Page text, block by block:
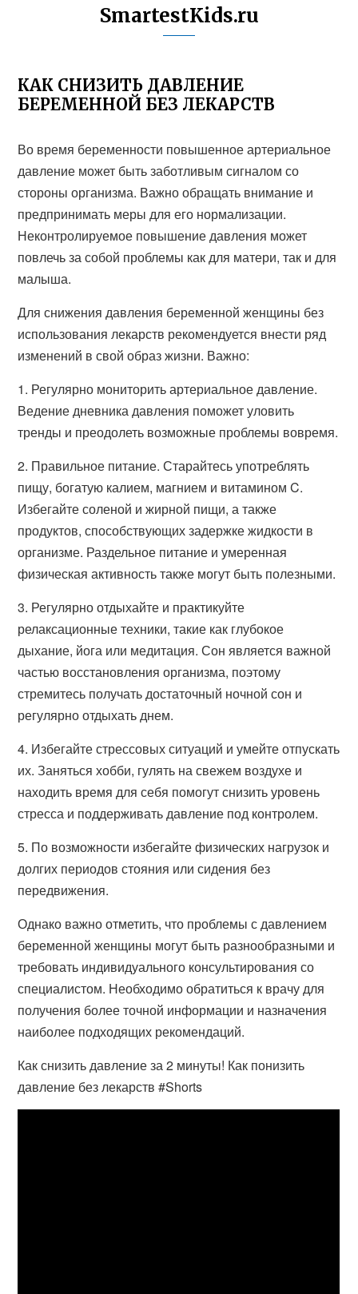
SmartestKids.ru
КАК СНИЗИТЬ ДАВЛЕНИЕ
БЕРЕМЕННОЙ БЕЗ ЛЕКАРСТВ
Во время беременности повышенное артериальное
давление может быть заботливым сигналом со
стороны организма. Важно обращать внимание и
предпринимать меры для его нормализации.
Неконтролируемое повышение давления может
повлечь за собой проблемы как для матери, так и для
малыша.
Для снижения давления беременной женщины без
использования лекарств рекомендуется внести ряд
изменений в свой образ жизни. Важно:
1. Регулярно мониторить артериальное давление.
Ведение дневника давления поможет уловить
тренды и преодолеть возможные проблемы вовремя.
2. Правильное питание. Старайтесь употреблять
пищу, богатую калием, магнием и витамином C.
Избегайте соленой и жирной пищи, а также
продуктов, способствующих задержке жидкости в
организме. Раздельное питание и умеренная
физическая активность также могут быть полезными.
3. Регулярно отдыхайте и практикуйте
релаксационные техники, такие как глубокое
дыхание, йога или медитация. Сон является важной
частью восстановления организма, поэтому
стремитесь получать достаточный ночной сон и
регулярно отдыхать днем.
4. Избегайте стрессовых ситуаций и умейте отпускать
их. Заняться хобби, гулять на свежем воздухе и
находить время для себя помогут снизить уровень
стресса и поддерживать давление под контролем.
5. По возможности избегайте физических нагрузок и
долгих периодов стояния или сидения без
передвижения.
Однако важно отметить, что проблемы с давлением
беременной женщины могут быть разнообразными и
требовать индивидуального консультирования со
специалистом. Необходимо обратиться к врачу для
получения более точной информации и назначения
наиболее подходящих рекомендаций.
Как снизить давление за 2 минуты! Как понизить
давление без лекарств #Shorts